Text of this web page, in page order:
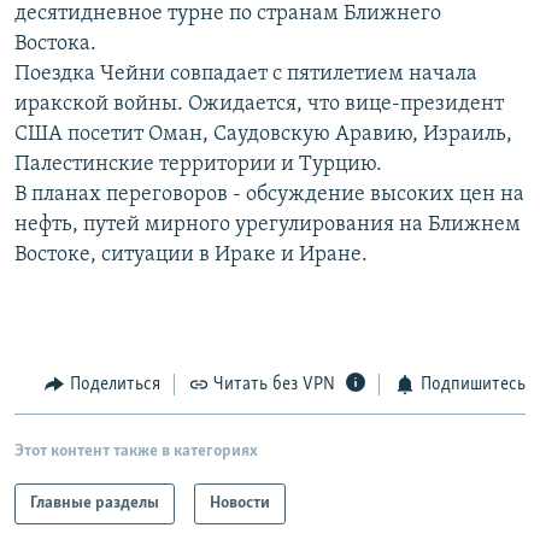
поиску
СЕВЕР.РЕАЛИИ
СИБИРЬ.РЕАЛИИ
РАСПИСАНИЕ ВЕЩАНИЯ
ПОДПИШИТЕСЬ НА РАССЫЛКУ
СОЦИАЛЬНЫЕ СЕТИ
Все сайты РСЕ/РС
десятидневное турне по странам Ближнего
Востока.
Поездка Чейни совпадает с пятилетием начала
иракской войны. Ожидается, что вице-президент
США посетит Оман, Саудовскую Аравию, Израиль,
Палестинские территории и Турцию.
В планах переговоров - обсуждение высоких цен на
нефть, путей мирного урегулирования на Ближнем
Востоке, ситуации в Ираке и Иране.
Поделиться Читать без VPN Подпишитесь
Этот контент также в категориях
Главные разделы Новости